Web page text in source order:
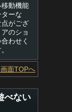
動機能
ターな
がござ
のショ
わせく
面TOPへ
べない